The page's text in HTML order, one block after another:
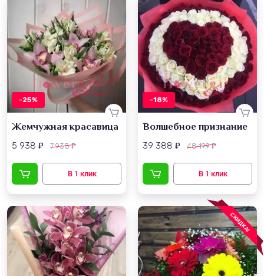
-25%
Жемчужная красавица
5 938 ₽ 7 938₽
-18%
Волшебное признание
39 388 ₽ 48 199₽
СКИДКА!